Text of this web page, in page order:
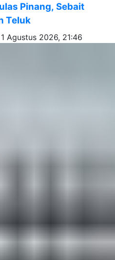
Pinang, Sebait
Teluk
Agustus 2026, 21:46